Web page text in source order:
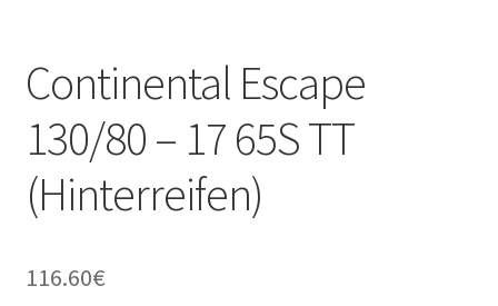
Continental Escape
130/80 – 17 65S TT
(Hinterreifen)
116.60€